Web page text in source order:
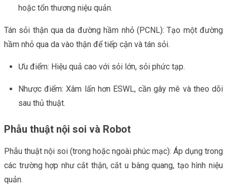
hoặc tổn thương niệu quản.
Tán sỏi thận qua da đường hầm nhỏ (PCNL): Tạo một đường
hầm nhỏ qua da vào thận để tiếp cận và tán sỏi.
Ưu điểm: Hiệu quả cao với sỏi lớn, sỏi phức tạp.
Nhược điểm: Xâm lấn hơn ESWL, cần gây mê và theo dõi
sau thủ thuật.
Phẫu thuật nội soi và Robot
Phẫu thuật nội soi (trong hoặc ngoài phúc mạc): Áp dụng trong
các trường hợp như cắt thận, cắt u bàng quang, tạo hình niệu
quản.